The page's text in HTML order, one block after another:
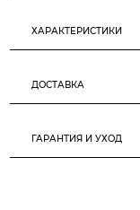
ХАРАКТЕРИСТИКИ
ДОСТАВКА
ГАРАНТИЯ И УХОД